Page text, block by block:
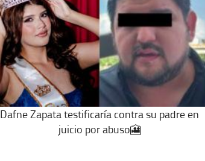
Dafne Zapata testificaría contra su padre en
juicio por abuso🎦